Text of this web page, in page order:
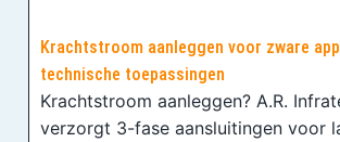
Krachtstroom aanleggen voor zware
technische toepassingen
Krachtstroom aanleggen? A.R.
verzorgt 3-fase aansluitingen voor